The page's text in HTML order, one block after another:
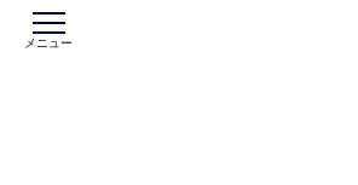
メニュー